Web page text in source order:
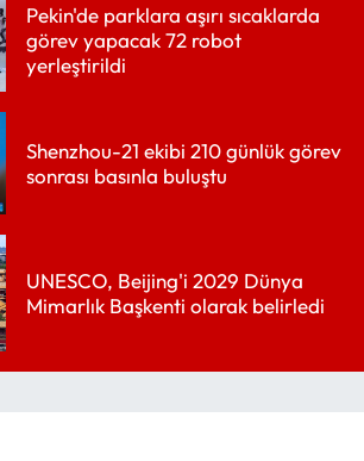
Pekin'de parklara aşırı sıcaklarda
görev yapacak 72 robot
yerleştirildi
Shenzhou-21 ekibi 210 günlük görev
sonrası basınla buluştu
UNESCO, Beijing'i 2029 Dünya
Mimarlık Başkenti olarak belirledi